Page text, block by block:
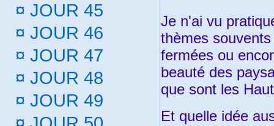
¤ JOUR 45
¤ JOUR 46
¤ JOUR 47
¤ JOUR 48
¤ JOUR 49
Je n'ai vu
thèmes
fermées ou
beauté des
que sont les
Et quelle idée